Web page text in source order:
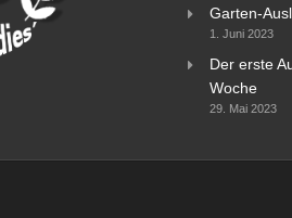
Garten-
1. Juni 2023
Der erste
Woche
29. Mai 2023